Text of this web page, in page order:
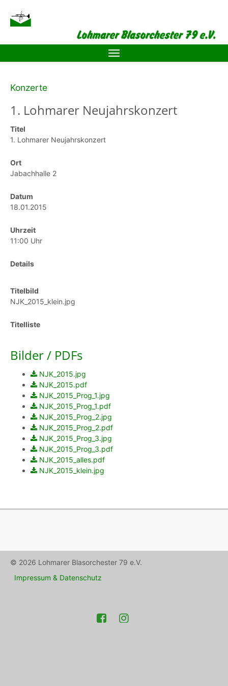
Konzerte
1. Lohmarer Neujahrskonzert
Titel
1. Lohmarer Neujahrskonzert
Ort
Jabachhalle 2
Datum
18.01.2015
Uhrzeit
11:00 Uhr
Details
Titelbild
NJK_2015_klein.jpg
Titelliste
Bilder / PDFs
NJK_2015.jpg
NJK_2015.pdf
NJK_2015_Prog_1.jpg
NJK_2015_Prog_1.pdf
NJK_2015_Prog_2.jpg
NJK_2015_Prog_2.pdf
NJK_2015_Prog_3.jpg
NJK_2015_Prog_3.pdf
NJK_2015_alles.pdf
NJK_2015_klein.jpg
© 2026 Lohmarer Blasorchester 79 e.V.
Impressum & Datenschutz
Facebook